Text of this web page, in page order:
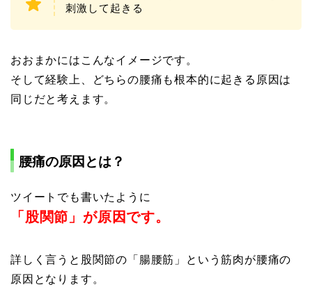
刺激して起きる
おおまかにはこんなイメージです。
そして経験上、どちらの腰痛も根本的に起きる原因は
同じだと考えます。
腰痛の原因とは？
ツイートでも書いたように
「股関節」が原因です。
詳しく言うと股関節の「腸腰筋」という筋肉が腰痛の
原因となります。